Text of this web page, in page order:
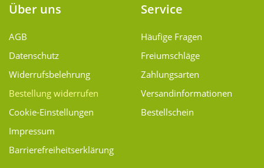
Über uns
AGB
Datenschutz
Widerrufsbelehrung
Bestellung widerrufen
Cookie-Einstellungen
Impressum
Barrierefreiheitserklärung
Service
Häufige Fragen
Freiumschläge
Zahlungsarten
Versand­informationen
Bestellschein